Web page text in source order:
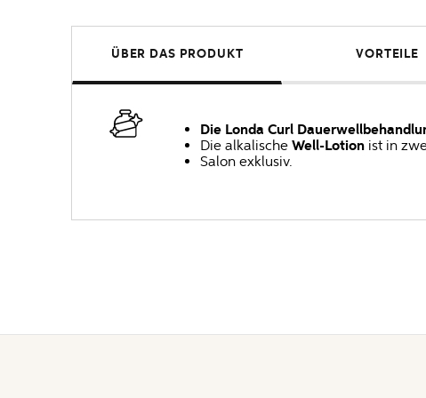
ÜBER DAS PRODUKT VORTEILE
Die Londa Curl
Die alkalische Well-Lotion ist in
Salon exklusiv.